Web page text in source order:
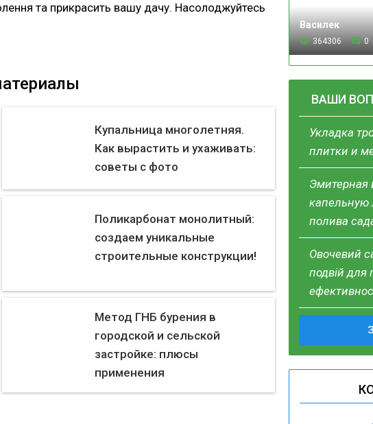
Василек
364306 0
ВАШИ
Укладка
плитки и
Эмитерная
капельную
полива
Овочевий
подвій для
та прикрасить вашу дачу. Насолоджуйтесь
Купальница многолетняя.
Как вырастить и ухаживать:
советы с фото
Поликарбонат монолитный:
создаем уникальные
строительные конструкции!
Метод ГНБ бурения в
городской и сельской
застройке: плюсы
применения